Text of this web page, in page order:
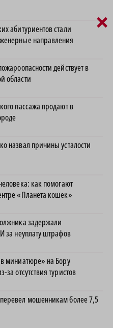
абитуриентов стали
направления
действует в
области
пассажа продают в
назвал причины усталости
как помогают
«Планета кошек»
задержали
за неуплату штрафов
миниатюре» на Бору
за отсутствия туристов
мошенникам более 7,5
×